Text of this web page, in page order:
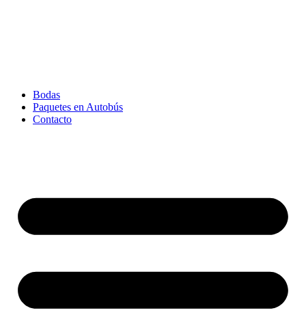
Bodas
Paquetes en Autobús
Contacto